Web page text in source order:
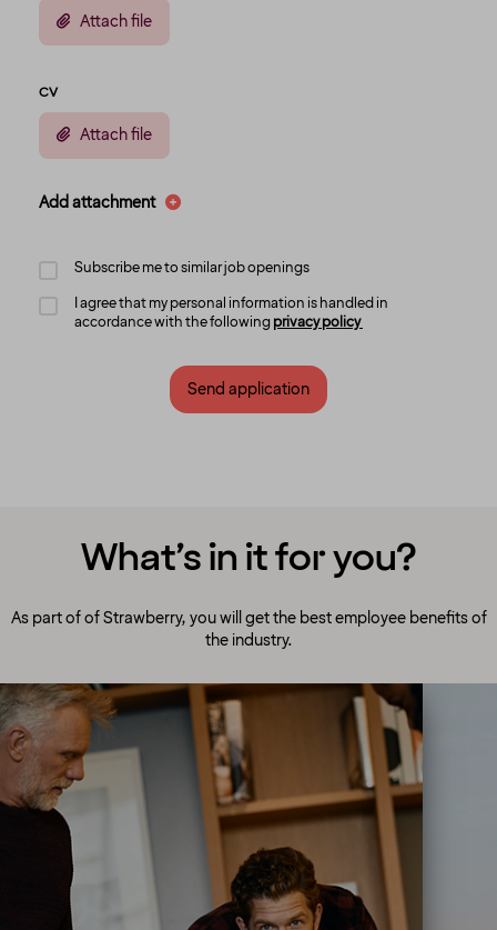
Attach file
CV
Attach file
Add attachment
Subscribe me to similar job openings
I agree that my personal information is handled in
accordance with the followingprivacy policy
Send application
What’s in it for you?
As part of of Strawberry, you will get the best employee benefits of
the industry.
A culture to cherish